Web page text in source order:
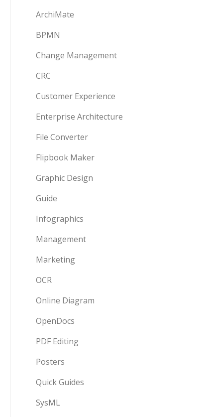
ArchiMate
BPMN
Change Management
CRC
Customer Experience
Enterprise Architecture
File Converter
Flipbook Maker
Graphic Design
Guide
Infographics
Management
Marketing
OCR
Online Diagram
OpenDocs
PDF Editing
Posters
Quick Guides
SysML